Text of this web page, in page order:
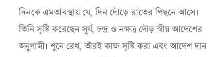
দিনকে এমতাবস্থায় যে, দিন দৌড়ে রাতের পিছনে আসে।
তিনি সৃষ্টি করেছেন সূর্য, চন্দ্র ও নক্ষত্র দৌড় স্বীয় আদেশের
অনুগামী। শুনে রেখ, তাঁরই কাজ সৃষ্টি করা এবং আদেশ দান